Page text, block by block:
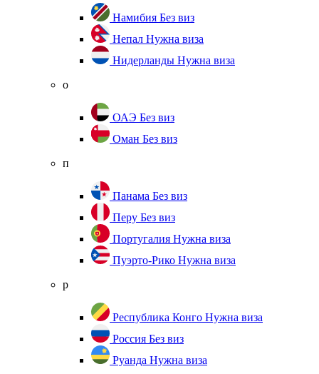
Намибия Без виз
Непал Нужна виза
Нидерланды Нужна виза
о
ОАЭ Без виз
Оман Без виз
п
Панама Без виз
Перу Без виз
Португалия Нужна виза
Пуэрто-Рико Нужна виза
р
Республика Конго Нужна виза
Россия Без виз
Руанда Нужна виза